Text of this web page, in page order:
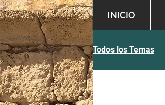
INICIO
Todos los Temas